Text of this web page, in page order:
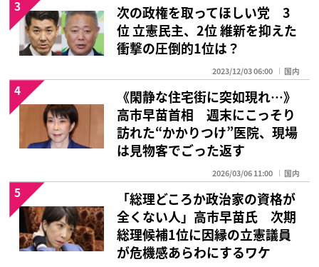
次の政権を取ってほしい党 3
位 立憲民主、2位 維新を抑えた
衝撃の圧倒的1位は？
2023/12/03 06:00 国内
3
《閑静な住宅街に突如現れ…》
高市早苗首相 週末にこっそり
訪れた“かかりつけ”医院、現場
は見物客でごった返す
2026/03/06 11:00 国内
4
「総理どころか政治家の資格が
全くない人」高市早苗氏 次期
総理候補1位に因縁の立憲議員
が危機感あらわにするワケ
5